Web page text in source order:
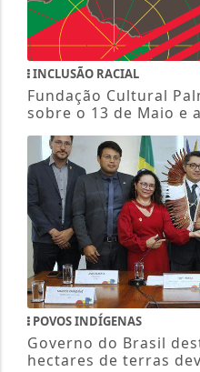
INCLUSÃO RACIAL
Fundação Cultural
sobre o 13 de Maio e
POVOS INDÍGENAS
Governo do Brasil
hectares de terras